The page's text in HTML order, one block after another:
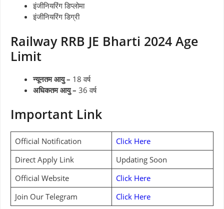
इंजीनियरिंग डिप्लोमा
इंजीनियरिंग डिग्री
Railway RRB JE Bharti 2024 Age
Limit
न्यूनतम आयु – 18 वर्ष
अधिकतम आयु – 36 वर्ष
Important Link
Official Notification
Click Here
Direct Apply Link
Updating Soon
Official Website
Click Here
Join Our Telegram
Click Here